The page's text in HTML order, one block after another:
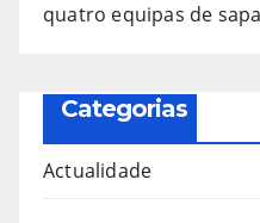
quatro equipas de
Categorias
Actualidade